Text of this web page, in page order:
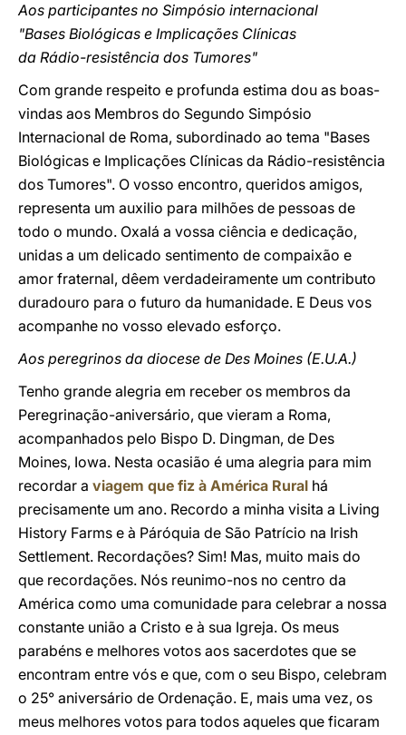
Aos participantes no Simpósio internacional
"Bases Biológicas e Implicações Clínicas
da Rádio-resistência dos Tumores"
Com grande respeito e profunda estima dou as boas-
vindas aos Membros do Segundo Simpósio
Internacional de Roma, subordinado ao tema "Bases
Biológicas e Implicações Clínicas da Rádio-resistência
dos Tumores". O vosso encontro, queridos amigos,
representa um auxilio para milhões de pessoas de
todo o mundo. Oxalá a vossa ciência e dedicação,
unidas a um delicado sentimento de compaixão e
amor fraternal, dêem verdadeiramente um contributo
duradouro para o futuro da humanidade. E Deus vos
acompanhe no vosso elevado esforço.
Aos peregrinos da diocese de Des Moines (E.U.A.)
Tenho grande alegria em receber os membros da
Peregrinação-aniversário, que vieram a Roma,
acompanhados pelo Bispo D. Dingman, de Des
Moines, Iowa. Nesta ocasião é uma alegria para mim
recordar a viagem que fiz à América Rural há
precisamente um ano. Recordo a minha visita a Living
History Farms e à Páróquia de São Patrício na Irish
Settlement. Recordações? Sim! Mas, muito mais do
que recordações. Nós reunimo-nos no centro da
América como uma comunidade para celebrar a nossa
constante união a Cristo e à sua Igreja. Os meus
parabéns e melhores votos aos sacerdotes que se
encontram entre vós e que, com o seu Bispo, celebram
o 25° aniversário de Ordenação. E, mais uma vez, os
meus melhores votos para todos aqueles que ficaram